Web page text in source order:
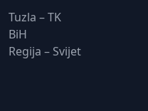
Tuzla – TK
BiH
Regija – Svijet